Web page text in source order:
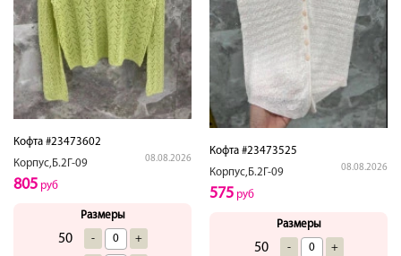
Кофта #23473602
Корпус,Б.2Г-09
08.08.2026
805 руб
Размеры
50 - +
Кофта #23473525
Корпус,Б.2Г-09
08.08.2026
575 руб
Размеры
50 - +